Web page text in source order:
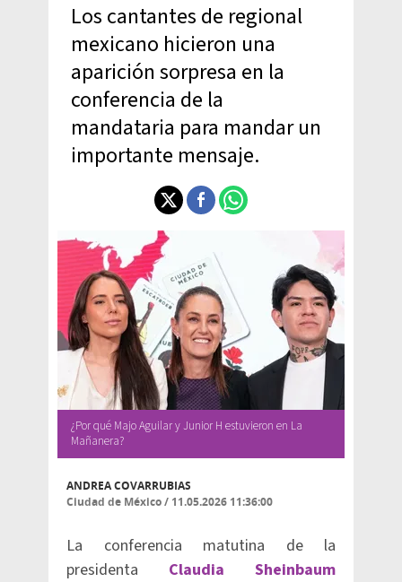
Los cantantes de regional
mexicano hicieron una
aparición sorpresa en la
conferencia de la
mandataria para mandar un
importante mensaje.
¿Por qué Majo Aguilar y Junior H estuvieron en La
Mañanera?
ANDREA COVARRUBIAS
Ciudad de México/ 11.05.2026 11:36:00
La conferencia matutina de la
presidenta Claudia Sheinbaum